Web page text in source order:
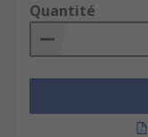
Quantité